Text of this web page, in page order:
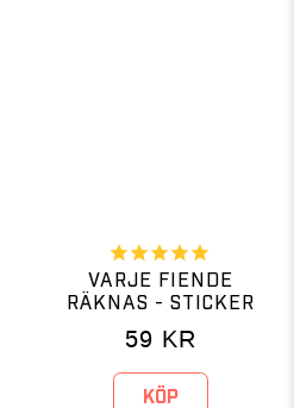
VARJE FIENDE
RÄKNAS - STICKER
59 KR
KÖP